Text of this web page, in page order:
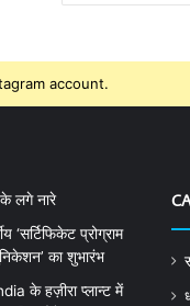
account.
के लगे नारे
प्रोग्राम
का शुभारंभ
के हज़ीरा प्लान्ट में